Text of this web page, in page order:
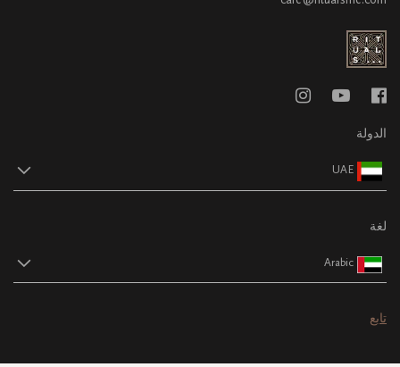
الدولة
UAE
لغة
Arabic
تابع